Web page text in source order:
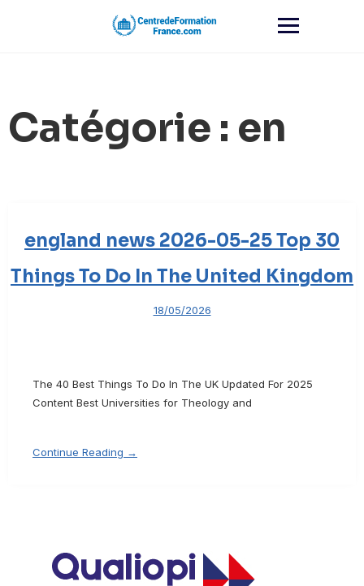
Catégorie : en
england news 2026-05-25 Top 30
Things To Do In The United Kingdom
18/05/2026
The 40 Best Things To Do In The UK Updated For 2025
Content Best Universities for Theology and
Continue Reading →